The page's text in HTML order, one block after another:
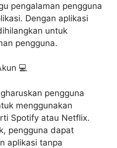
pengalaman pengguna
Dengan aplikasi
untuk
pengguna.
💻
pengguna
menggunakan
Spotify atau Netflix.
pengguna dapat
aplikasi tanpa